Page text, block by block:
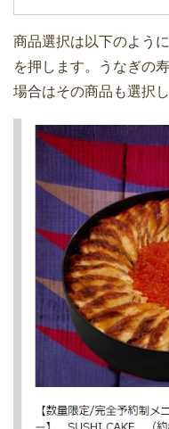
商品選択は以下のよう
を押します。うなぎの
場合はその商品も選択